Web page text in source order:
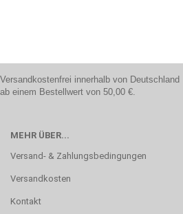
Versandkostenfrei innerhalb von Deutschland
ab einem Bestellwert von 50,00 €.
MEHR ÜBER...
Versand- & Zahlungsbedingungen
Versandkosten
Kontakt